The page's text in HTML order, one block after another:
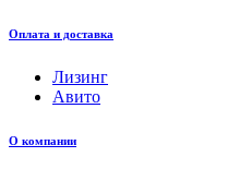
Оплата и доставка
Лизинг
Авито
О компании